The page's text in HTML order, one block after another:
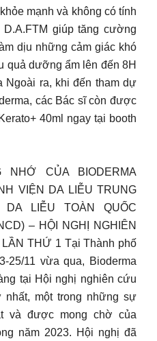
mạnh và không có tính
giúp tăng cường
dịu những cảm giác khó
quả dưỡng ẩm lên đến 8H
ra, khi đến tham dự
các Bác sĩ còn được
40ml ngay tại booth
NHỚ CỦA BIODERMA
VIỆN DA LIỄU TRUNG
LIỄU TOÀN QUỐC
– HỘI NGHỊ NGHIÊN
THỨ 1 Tại Thành phố
25/11 vừa qua, Bioderma
tại Hội nghị nghiên cứu
một trong những sự
và được mong chờ của
năm 2023. Hội nghị đã